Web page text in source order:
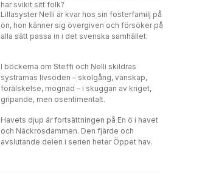
har svikit sitt folk?
Lillasyster Nelli är kvar hos sin fosterfamilj på
ön, hon känner sig övergiven och försöker på
alla sätt passa in i det svenska samhället.
I böckerna om Steffi och Nelli skildras
systrarnas livsöden – skolgång, vänskap,
förälskelse, mognad – i skuggan av kriget,
gripande, men osentimentalt.
Havets djup är fortsättningen på En ö i havet
och Näckrosdammen. Den fjärde och
avslutande delen i serien heter Öppet hav.